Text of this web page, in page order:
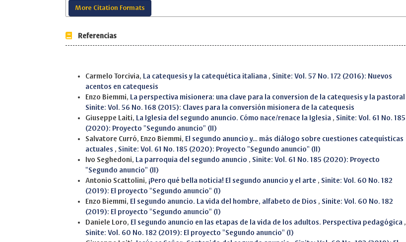
More Citation Formats
Referencias
Carmelo Torcivia, La catequesis y la catequética italiana , Sinite: Vol. 57 No. 172 (2016): Nuevos
acentos en catequesis
Enzo Biemmi, La perspectiva misionera: una clave para la conversion de la catequesis y la pastoral
Sinite: Vol. 56 No. 168 (2015): Claves para la conversión misionera de la catequesis
Giuseppe Laiti, La Iglesia del segundo anuncio. Cómo nace/renace la Iglesia , Sinite: Vol. 61 No. 185
(2020): Proyecto "Segundo anuncio" (II)
Salvatore Curró, Enzo Biemmi, El segundo anuncio y… más diálogo sobre cuestiones catequísticas
actuales , Sinite: Vol. 61 No. 185 (2020): Proyecto "Segundo anuncio" (II)
Ivo Seghedoni, La parroquia del segundo anuncio , Sinite: Vol. 61 No. 185 (2020): Proyecto
"Segundo anuncio" (II)
Antonio Scattolini, ¡Pero qué bella noticia! El segundo anuncio y el arte , Sinite: Vol. 60 No. 182
(2019): El proyecto "Segundo anuncio" (I)
Enzo Biemmi, El segundo anuncio. La vida del hombre, alfabeto de Dios , Sinite: Vol. 60 No. 182
(2019): El proyecto "Segundo anuncio" (I)
Daniele Loro, El segundo anuncio en las etapas de la vida de los adultos. Perspectiva pedagógica ,
Sinite: Vol. 60 No. 182 (2019): El proyecto "Segundo anuncio" (I)